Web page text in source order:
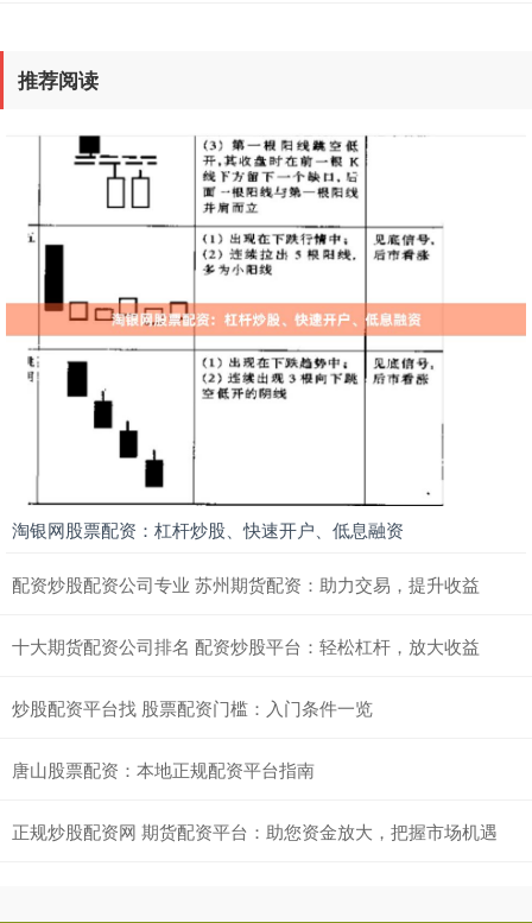
推荐阅读
淘银网股票配资：杠杆炒股、快速开户、低息融资
配资炒股配资公司专业 苏州期货配资：助力交易，提升收益
十大期货配资公司排名 配资炒股平台：轻松杠杆，放大收益
炒股配资平台找 股票配资门槛：入门条件一览
唐山股票配资：本地正规配资平台指南
正规炒股配资网 期货配资平台：助您资金放大，把握市场机遇